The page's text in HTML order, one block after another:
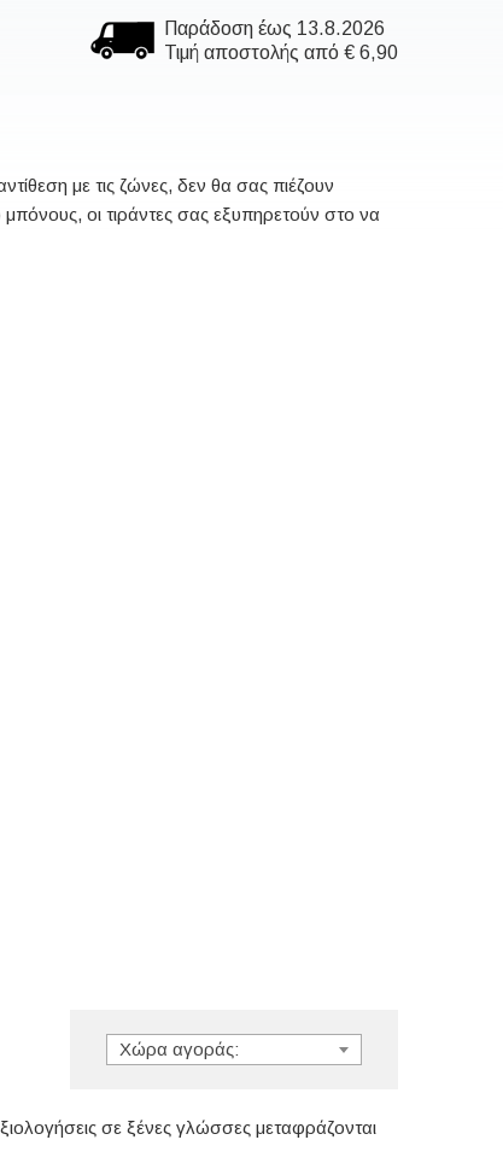
Παράδοση έως 13.8.2026
Τιμή αποστολής από € 6,90
με τις ζώνες, δεν θα σας πιέζουν
οι τιράντες σας εξυπηρετούν στο να
Χώρα αγοράς:
σε ξένες γλώσσες μεταφράζονται